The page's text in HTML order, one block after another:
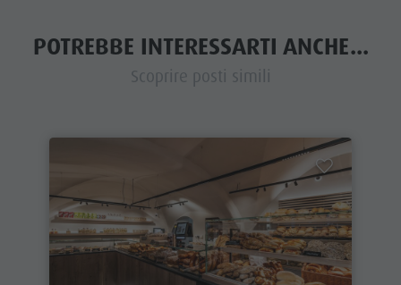
POTREBBE INTERESSARTI ANCHE...
Scoprire posti simili